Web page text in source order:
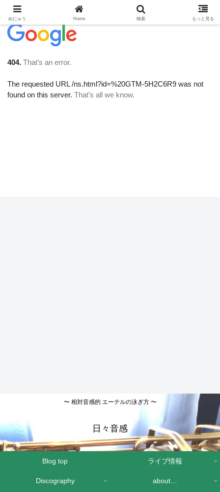
〜 相対音感的 エーテルの泳ぎ方 〜
日々音感
Blog top ライブ情報
Discography about…
めにゅう Home 検索 もっと見る